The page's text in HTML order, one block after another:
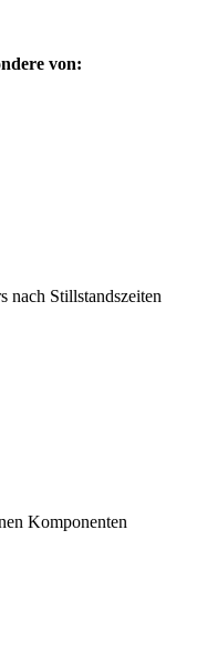
von:
nach Stillstandszeiten
Komponenten